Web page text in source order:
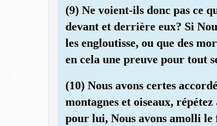
(9) Ne voient-ils donc pas ce
devant et derrière eux? Si
les engloutisse, ou que des
en cela une preuve pour tout
(10) Nous avons certes
montagnes et oiseaux,
pour lui, Nous avons amolli le